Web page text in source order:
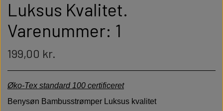
Luksus Kvalitet.
Varenummer: 1
199,00 kr.
Øko-Tex standard 100 certificeret
Benysøn Bambusstrømper Luksus kvalitet